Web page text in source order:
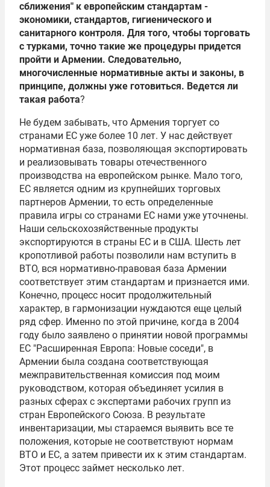
сближения" к европейским стандартам -
экономики, стандартов, гигиенического и
санитарного контроля. Для того, чтобы торговать
с турками, точно такие же процедуры придется
пройти и Армении. Следовательно,
многочисленные нормативные акты и законы, в
принципе, должны уже готовиться. Ведется ли
такая работа?
Не будем забывать, что Армения торгует со
странами ЕС уже более 10 лет. У нас действует
нормативная база, позволяющая экспортировать
и реализовывать товары отечественного
производства на европейском рынке. Мало того,
ЕС является одним из крупнейших торговых
партнеров Армении, то есть определенные
правила игры со странами ЕС нами уже уточнены.
Наши сельскохозяйственные продукты
экспортируются в страны ЕС и в США. Шесть лет
кропотливой работы позволили нам вступить в
ВТО, вся нормативно-правовая база Армении
соответствует этим стандартам и признается ими.
Конечно, процесс носит продолжительный
характер, в гармонизации нуждаются еще целый
ряд сфер. Именно по этой причине, когда в 2004
году было заявлено о принятии новой программы
ЕС "Расширенная Европа: Новые соседи", в
Армении была создана соответствующая
межправительственная комиссия под моим
руководством, которая объединяет усилия в
разных сферах с экспертами рабочих групп из
стран Европейского Союза. В результате
инвентаризации, мы стараемся выявить все те
положения, которые не соответствуют нормам
ВТО и ЕС, а затем привести их к этим стандартам.
Этот процесс займет несколько лет.